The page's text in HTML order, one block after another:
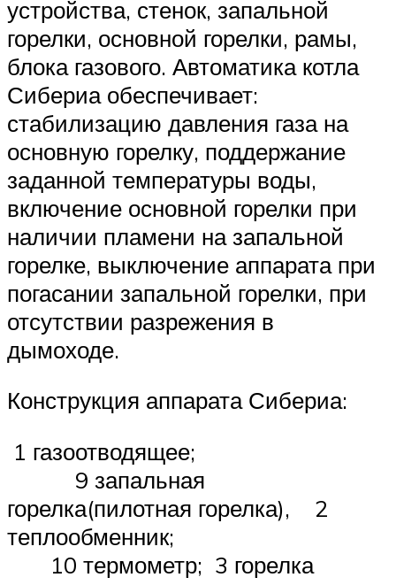
устройства, стенок, запальной
горелки, основной горелки, рамы,
блока газового. Автоматика котла
Сибериа обеспечивает:
стабилизацию давления газа на
основную горелку, поддержание
заданной температуры воды,
включение основной горелки при
наличии пламени на запальной
горелке, выключение аппарата при
погасании запальной горелки, при
отсутствии разрежения в
дымоходе.
Конструкция аппарата Сибериа:
1 газоотводящее;
9 запальная
горелка(пилотная горелка), 2
теплообменник;
10 термометр; 3 горелка